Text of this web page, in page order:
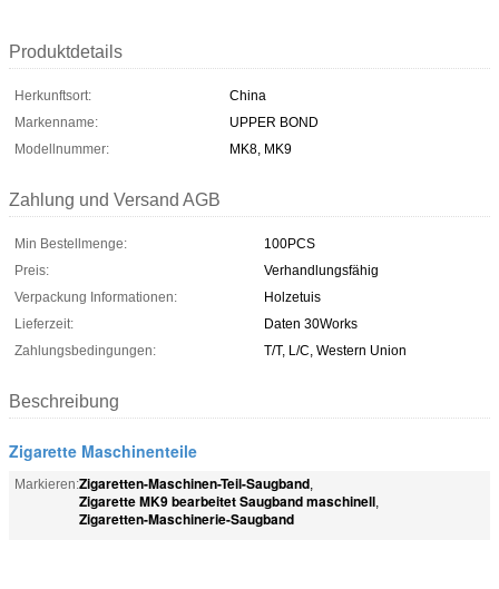
Produktdetails
Herkunftsort:
China
Markenname:
UPPER BOND
Modellnummer:
MK8, MK9
Zahlung und Versand AGB
Min Bestellmenge:
100PCS
Preis:
Verhandlungsfähig
Verpackung Informationen:
Holzetuis
Lieferzeit:
Daten 30Works
Zahlungsbedingungen:
T/T, L/C, Western Union
Beschreibung
Zigarette Maschinenteile
Markieren:Zigaretten-Maschinen-Teil-Saugband,
Zigarette MK9 bearbeitet Saugband maschinell,
Zigaretten-Maschinerie-Saugband